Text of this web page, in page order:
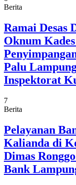
Berita
Ramai Desas
Oknum
Palu
Inspektorat
7
Berita
Pelayanan
Kalianda di
Dimas
Bank